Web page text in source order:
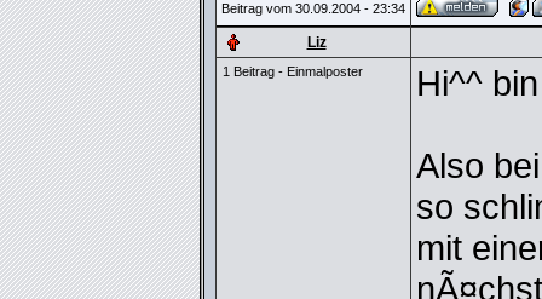
Beitrag vom 30.09.2004 - 23:34
Liz
1 Beitrag - Einmalposter Hi^^
Also
so
mit